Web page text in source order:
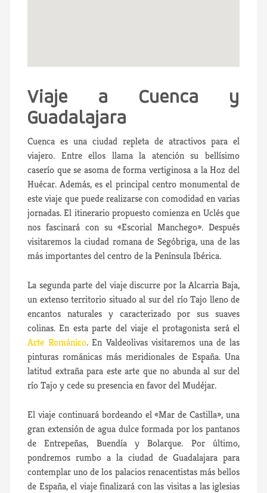
Viaje a Cuenca y
Guadalajara
Cuenca es una ciudad repleta de atractivos para el
viajero. Entre ellos llama la atención su bellísimo
caserío que se asoma de forma vertiginosa a la Hoz del
Huécar. Además, es el principal centro monumental de
este viaje que puede realizarse con comodidad en varias
jornadas. El itinerario propuesto comienza en Uclés que
nos fascinará con su «Escorial Manchego». Después
visitaremos la ciudad romana de Segóbriga, una de las
más importantes del centro de la Península Ibérica.
La segunda parte del viaje discurre por la Alcarria Baja,
un extenso territorio situado al sur del río Tajo lleno de
encantos naturales y caracterizado por sus suaves
colinas. En esta parte del viaje el protagonista será el
Arte Románico. En Valdeolivas visitaremos una de las
pinturas románicas más meridionales de España. Una
latitud extraña para este arte que no abunda al sur del
río Tajo y cede su presencia en favor del Mudéjar.
El viaje continuará bordeando el «Mar de Castilla», una
gran extensión de agua dulce formada por los pantanos
de Entrepeñas, Buendía y Bolarque. Por último,
pondremos rumbo a la ciudad de Guadalajara para
contemplar uno de los palacios renacentistas más bellos
de España, el viaje finalizará con las visitas a las iglesias